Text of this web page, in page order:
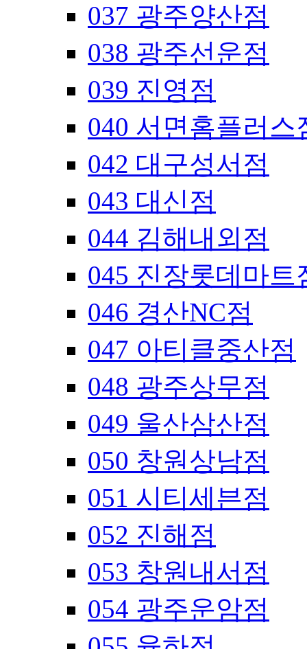
037 광주양산점
038 광주선운점
039 진영점
040 서면홈플러스
042 대구성서점
043 대신점
044 김해내외점
045 진장롯데마트
046 경산NC점
047 아티클중산점
048 광주상무점
049 울산삼산점
050 창원상남점
051 시티세븐점
052 진해점
053 창원내서점
054 광주운암점